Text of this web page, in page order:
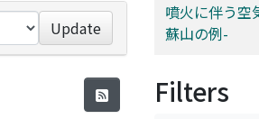
Update
噴火に伴う空
蘇山の例-
Filters